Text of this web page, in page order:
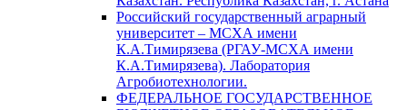
Российский государственный аграрный
университет – МСХА имени
К.А.Тимирязева (РГАУ-МСХА имени
К.А.Тимирязева). Лаборатория
Агробиотехнологии.
ФЕДЕРАЛЬНОЕ ГОСУДАРСТВЕННОЕ